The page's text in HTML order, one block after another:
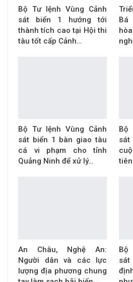
Bộ Tư lệnh Vùng Cảnh
sát biển 1 hướng tới
thành tích cao tại Hội thi
tàu tốt cấp Cảnh…
Bá
Bộ Tư lệnh Vùng Cảnh
sát biển 1 bàn giao tàu
cá vi phạm cho tỉnh
Quảng Ninh để xử lý…
Bộ
An Châu, Nghệ An:
Người dân và các lực
lượng địa phương chung
Bộ
sát